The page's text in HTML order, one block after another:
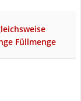
Füllmenge